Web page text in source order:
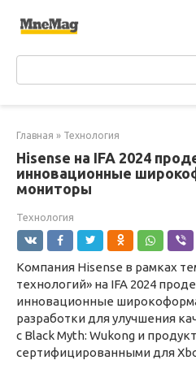
Главная » Технология
Hisense на IFA 2024
инновационные
мониторы
Технология
Компания Hisense в рамках
технологий» на IFA 2024
инновационные
разработки для улучшения
с Black Myth: Wukong и
сертифицированными для